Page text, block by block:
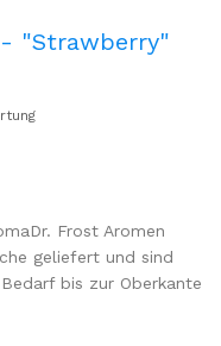
"Strawberry"
Frost Aromen
geliefert und sind
bis zur Oberkante